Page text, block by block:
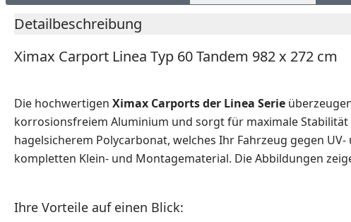
Detailbeschreibung
Ximax Carport Linea Typ 60 Tandem 982 x 272 cm
Die hochwertigen Ximax Carports der Linea Serie
korrosionsfreiem Aluminium und sorgt für maximale
hagelsicherem Polycarbonat, welches Ihr Fahrzeug gegen
kompletten Klein- und Montagematerial. Die Abbildungen
Ihre Vorteile auf einen Blick: